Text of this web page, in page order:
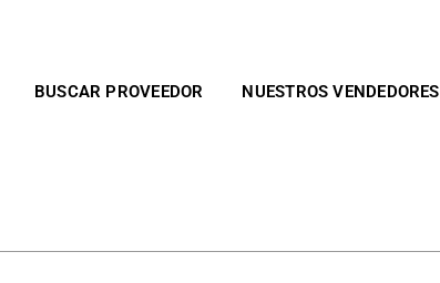
BUSCAR PROVEEDOR NUESTROS VENDEDORES